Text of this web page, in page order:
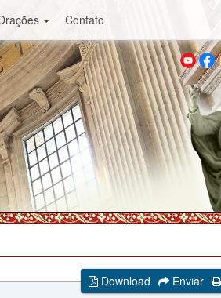
Contato
Download Enviar